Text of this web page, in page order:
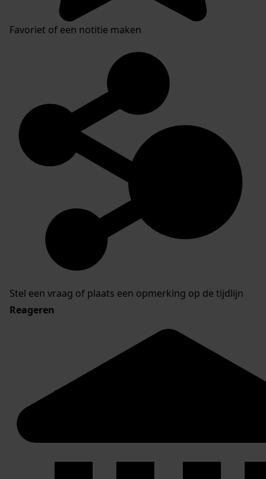
Favoriet of een notitie maken
Stel een vraag of plaats een opmerking op de tijdlijn
Reageren